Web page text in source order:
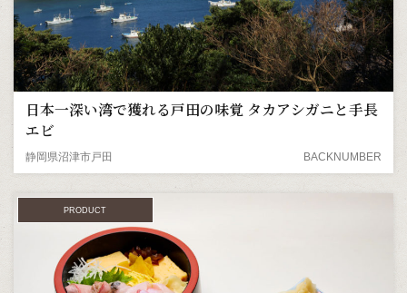
日本一深い湾で獲れる戸田の味覚 タカアシガニと手長
エビ
静岡県沼津市戸田 BACKNUMBER
PRODUCT